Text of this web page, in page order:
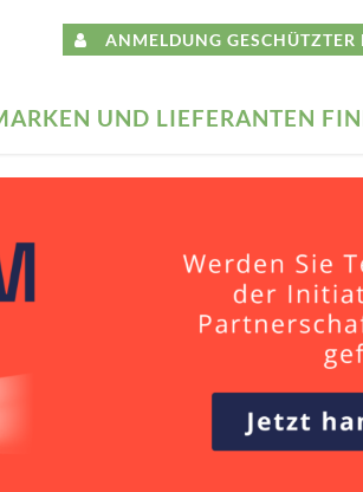
ANMELDUNG GESCHÜTZTER
UND LIEFERANTEN